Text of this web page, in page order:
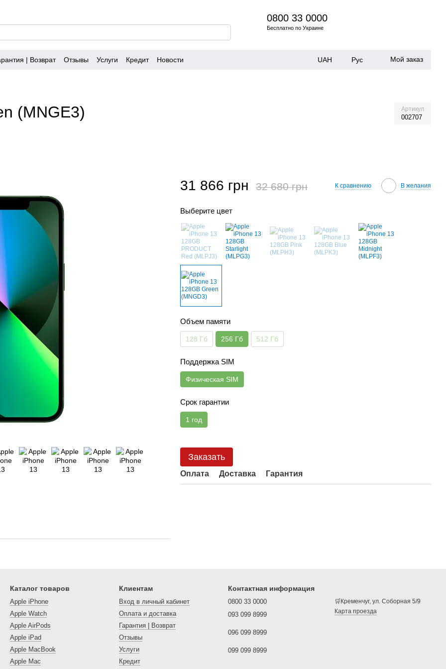
0800 33 0000
Бесплатно по Украине
| Возврат Отзывы Услуги Кредит Новости UAH Рус Мой заказ
(MNGE3) Артикул
002707
31 866 грн 32 680 грн К сравнению В желания
Выберите цвет
Объем памяти
128 Гб 256 Гб 512 Гб
Поддержка SIM
Физическая SIM
Срок гарантии
1 год
Заказать
Оплата Доставка Гарантия
Каталог товаров
Apple iPhone
Apple Watch
Apple AirPods
Apple iPad
Apple MacBook
Apple Mac
Клиентам
Вход в личный кабинет
Оплата и доставка
Гарантия | Возврат
Отзывы
Услуги
Кредит
Контактная информация
0800 33 0000
093 099 8999
096 099 8999
099 099 8999
🛒Кременчуг, ул. Соборная 5/9
Карта проезда